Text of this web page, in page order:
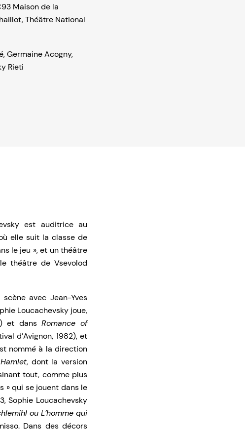
Maison de la
,Théâtre National
,Germaine Acogny,
Rieti
est auditrice au
elle suit la classe de
le jeu », et un théâtre
théâtre de Vsevolod
avec Jean-Yves
Loucachevsky joue,
et dans Romance of
d’Avignon, 1982), et
nommé à la direction
Hamlet, dont la version
tout, comme plus
» qui se jouent dans le
Sophie Loucachevsky
ou L’homme qui
Dans des décors